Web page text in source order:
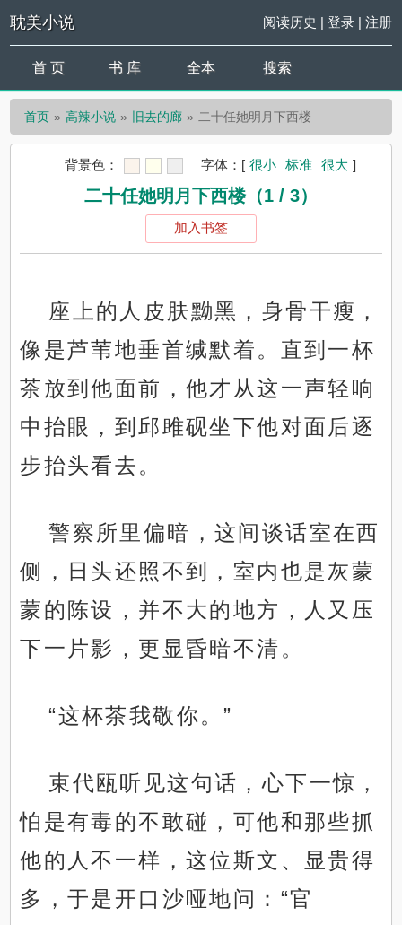
耽美小说 阅读历史 | 登录| 注册
首 页 书 库 全本 搜索
首页 高辣小说 旧去的廊 二十任她明月下西楼
背景色： 字体： [ 很小 标准 很大 ]
二十任她明月下西楼（1 / 3）
加入书签
座上的人皮肤黝黑，身骨干瘦，
像是芦苇地垂首缄默着。直到一杯
茶放到他面前，他才从这一声轻响
中抬眼，到邱雎砚坐下他对面后逐
步抬头看去。
警察所里偏暗，这间谈话室在西
侧，日头还照不到，室内也是灰蒙
蒙的陈设，并不大的地方，人又压
下一片影，更显昏暗不清。
“这杯茶我敬你。”
束代瓯听见这句话，心下一惊，
怕是有毒的不敢碰，可他和那些抓
他的人不一样，这位斯文、显贵得
多，于是开口沙哑地问：“官